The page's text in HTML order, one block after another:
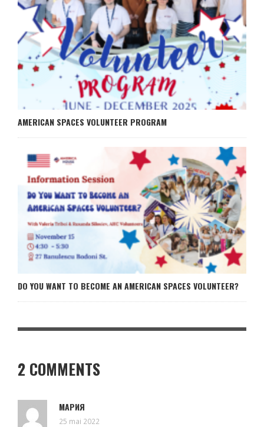
AMERICAN SPACES VOLUNTEER PROGRAM
DO YOU WANT TO BECOME AN AMERICAN SPACES VOLUNTEER?
2 COMMENTS
МАРИЯ
25 mai 2022